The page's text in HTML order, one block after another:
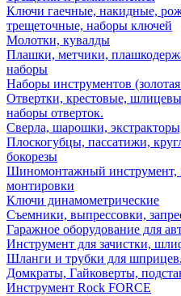
Ключи гаечные, накидные,
трещеточные, наборы ключей
Молотки, кувалды
Плашки, метчики,
наборы
Наборы инструментов
Отвертки, крестовые,
наборы отверток.
Сверла, шарошки,
Плоскогубцы, пассатижи,
бокорезы
Шиномонтажный инструмент,
монтировки
Ключи динамометрические
Съемники, выпрессовки,
Гаражное оборудование для
Инструмент для зачистки,
Шланги и трубки для
Домкраты, Гайковерты,
Инструмент Rock FORCE